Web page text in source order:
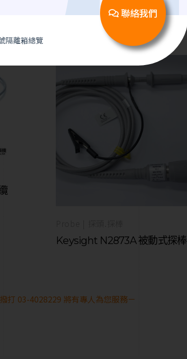
Keysight N2873A 被動式探棒
打 03-4028229 將有專人為您服務－
隔離箱總覽
聯絡我們